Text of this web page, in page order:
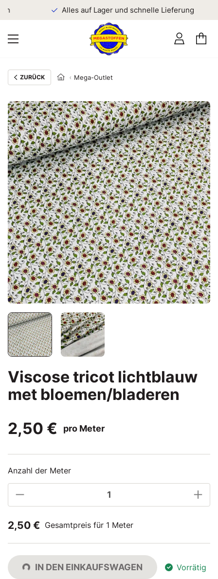
Alles auf Lager und schnelle Lieferung
ZURÜCK Mega-Outlet
Viscose tricot lichtblauw
met bloemen/bladeren
2,50 €
pro Meter
Anzahl der Meter
2,50 € Gesamtpreis für 1 Meter
IN DEN EINKAUFSWAGEN Vorrätig